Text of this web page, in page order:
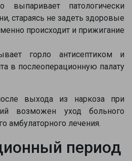
выпаривает патологически
стараясь не задеть здоровые
происходит и прижигание
горло антисептиком и
в послеоперационную палату
выхода из наркоза при
возможен уход больного
амбулаторного лечения.
период